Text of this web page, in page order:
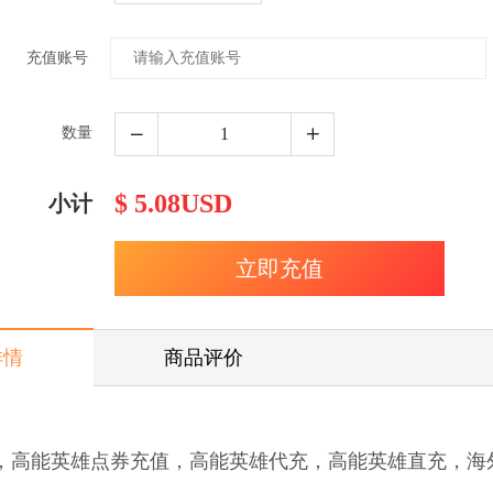
充值账号
数量
小计 $ 5.08USD
商品评价
高能英雄点券充值，高能英雄代充，高能英雄直充，